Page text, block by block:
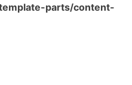
parts/content-